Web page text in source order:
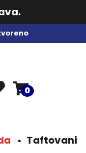
0
Taftovani